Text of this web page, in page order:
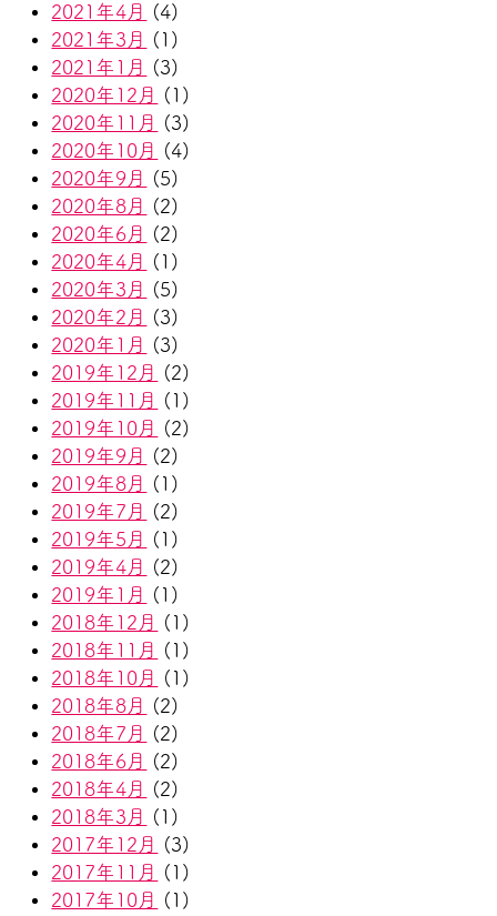
2021年4月
(4)
2021年3月
(1)
2021年1月
(3)
2020年12月
(1)
2020年11月
(3)
2020年10月
(4)
2020年9月
(5)
2020年8月
(2)
2020年6月
(2)
2020年4月
(1)
2020年3月
(5)
2020年2月
(3)
2020年1月
(3)
2019年12月
(2)
2019年11月
(1)
2019年10月
(2)
2019年9月
(2)
2019年8月
(1)
2019年7月
(2)
2019年5月
(1)
2019年4月
(2)
2019年1月
(1)
2018年12月
(1)
2018年11月
(1)
2018年10月
(1)
2018年8月
(2)
2018年7月
(2)
2018年6月
(2)
2018年4月
(2)
2018年3月
(1)
2017年12月
(3)
2017年11月
(1)
2017年10月
(1)